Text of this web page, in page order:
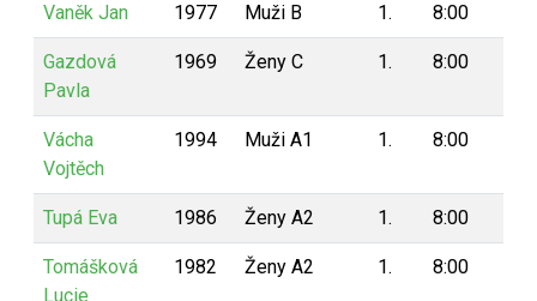
Vaněk Jan 1977 Muži B 1. 8:00
Gazdová
Pavla
1969 Ženy C 1. 8:00
Vácha
Vojtěch
1994 Muži A1 1. 8:00
Tupá Eva 1986 Ženy A2 1. 8:00
Tomášková
Lucie
1982 Ženy A2 1. 8:00